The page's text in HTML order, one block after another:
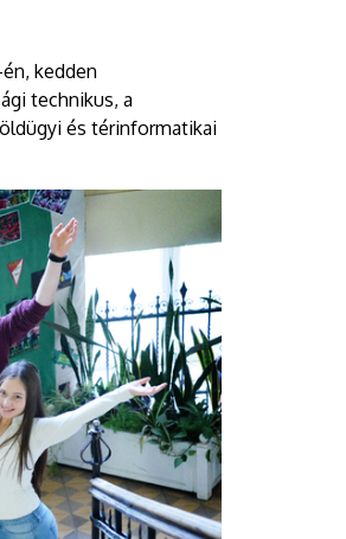
kedden
technikus, a
és térinformatikai